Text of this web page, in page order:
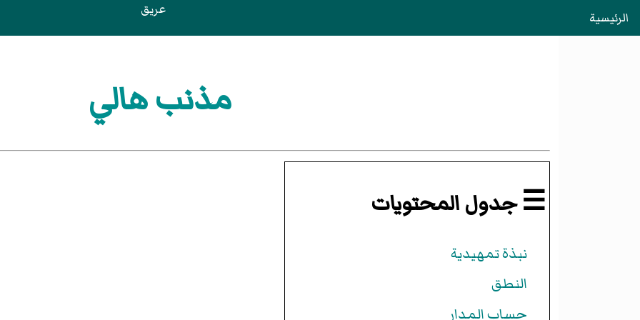
الرئيسية عريق
مذنب هالي
☰ جدول المحتويات
نبذة تمهيدية
النطق
حساب المدار